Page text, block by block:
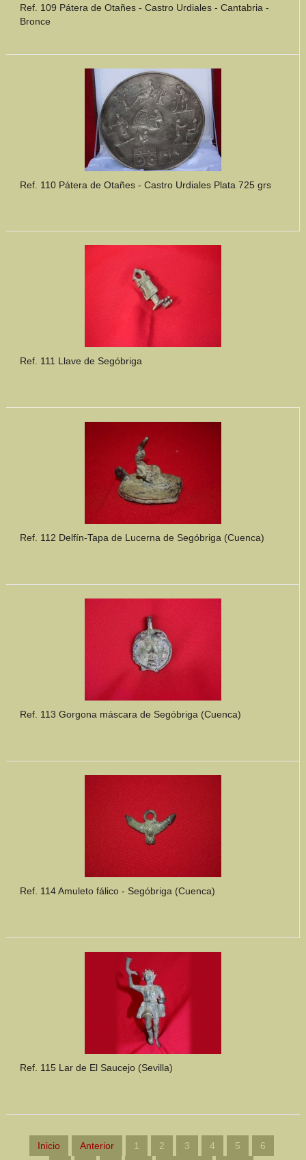
Ref. 109 Pátera de Otañes - Castro Urdiales - Cantabria -
Bronce
Ref. 110 Pátera de Otañes - Castro Urdiales Plata 725 grs
Ref. 111 Llave de Segóbriga
Ref. 112 Delfín-Tapa de Lucerna de Segóbriga (Cuenca)
Ref. 113 Gorgona máscara de Segóbriga (Cuenca)
Ref. 114 Amuleto fálico - Segóbriga (Cuenca)
Ref. 115 Lar de El Saucejo (Sevilla)
Inicio Anterior 1 2 3 4 5
6